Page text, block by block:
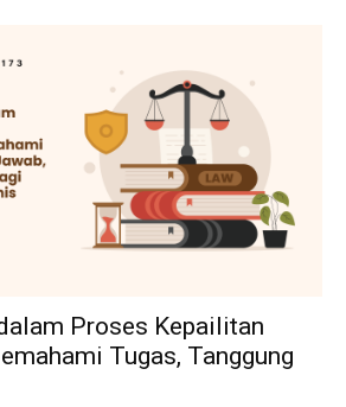
Proses Kepailitan
Tugas, Tanggung